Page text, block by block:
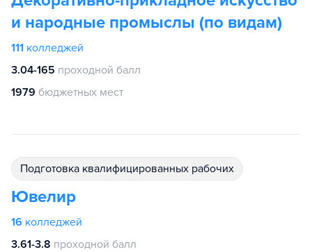
и народные промыслы (по видам)
111 колледжей
3.04-165 проходной балл
1979 бюджетных мест
подготовка квалифицированных рабочих
Ювелир
16 колледжей
3.61-3.8 проходной балл